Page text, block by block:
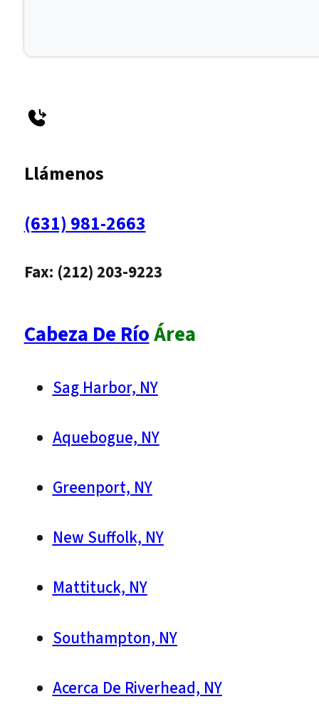
Llámenos
(631) 981-2663
Fax: (212) 203-9223
Cabeza De RíoÁrea
Sag Harbor, NY
Aquebogue, NY
Greenport, NY
New Suffolk, NY
Mattituck, NY
Southampton, NY
Acerca De Riverhead, NY